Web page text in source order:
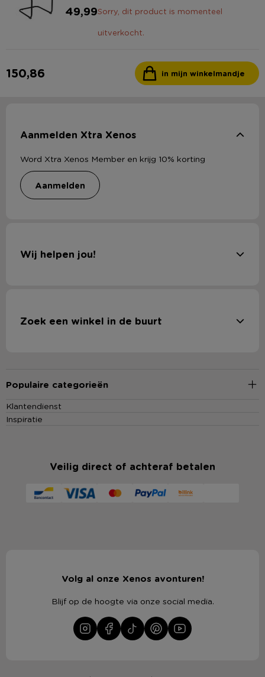
49,99Sorry, dit product is momenteel
uitverkocht.
150,86 in mijn winkelmandje
Aanmelden Xtra Xenos
Word Xtra Xenos Member en krijg 10% korting
aanmelden
Wij helpen jou!
Zoek een winkel in de buurt
Populaire categorieën
Klantendienst
Inspiratie
Veilig direct of achteraf betalen
Volg al onze Xenos avonturen!
Blijf op de hoogte via onze social media.